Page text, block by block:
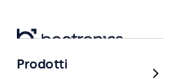
Monitor
Prodotti